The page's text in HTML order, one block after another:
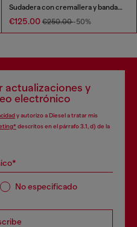
Sudadera con cremallera y bandas en las mangas
€125.00 €250.00-50%
actualizaciones y
electrónico
y autorizo a Diesel a tratar mis
descritos en el párrafo 3.1, d) de la
No especificado